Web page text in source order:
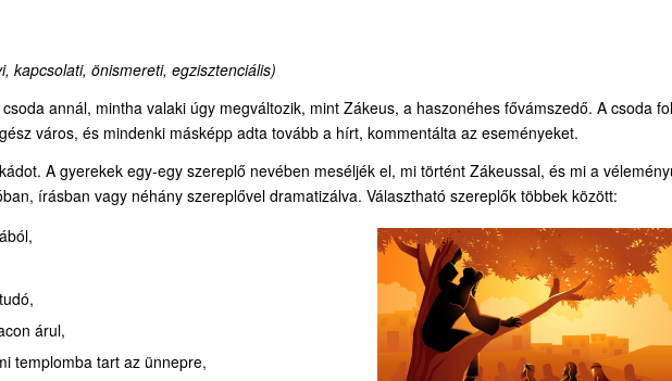
kapcsolati, önismereti, egzisztenciális)
annál, mintha valaki úgy megváltozik, mint Zákeus, a haszonéhes fővámszedő. A csoda
város, és mindenki másképp adta tovább a hírt, kommentálta az eseményeket.
A gyerekek egy-egy szereplő nevében meséljék el, mi történt Zákeussal, és mi a
írásban vagy néhány szereplővel dramatizálva. Választható szereplők többek között:
árul,
templomba tart az ünnepre,